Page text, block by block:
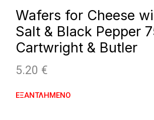
Wafers for Cheese
Salt & Black Pepper
Cartwright & Butler
5.20 €
ΕΞΑΝΤΛΗΜΈΝΟ